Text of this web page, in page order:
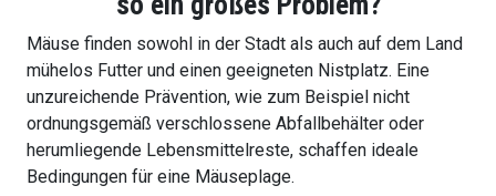
Mäuse finden sowohl in der Stadt als auch auf dem Land
mühelos Futter und einen geeigneten Nistplatz. Eine
unzureichende Prävention, wie zum Beispiel nicht
ordnungsgemäß verschlossene Abfallbehälter oder
herumliegende Lebensmittelreste, schaffen ideale
Bedingungen für eine Mäuseplage.